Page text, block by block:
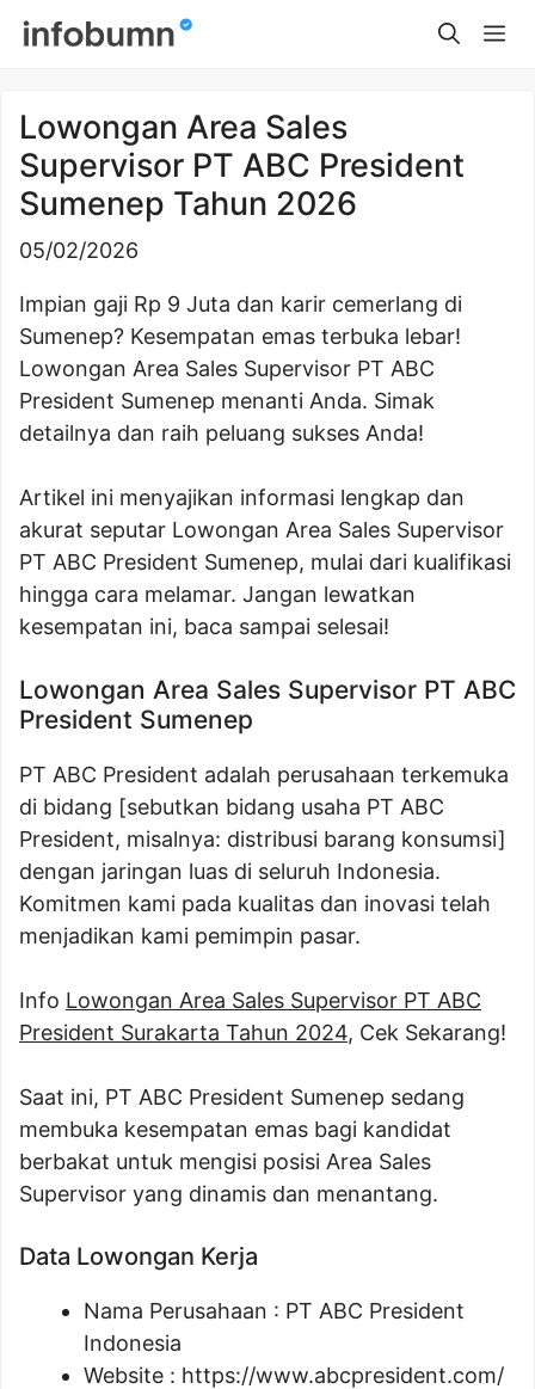
Skip
Lowongan Area Sales
Supervisor PT ABC President
Sumenep Tahun 2026
05/02/2026
Impian gaji Rp 9 Juta dan karir cemerlang di
Sumenep? Kesempatan emas terbuka lebar!
Lowongan Area Sales Supervisor PT ABC
President Sumenep menanti Anda. Simak
detailnya dan raih peluang sukses Anda!
Artikel ini menyajikan informasi lengkap dan
akurat seputar Lowongan Area Sales Supervisor
PT ABC President Sumenep, mulai dari kualifikasi
hingga cara melamar. Jangan lewatkan
kesempatan ini, baca sampai selesai!
Lowongan Area Sales Supervisor PT ABC
President Sumenep
PT ABC President adalah perusahaan terkemuka
di bidang [sebutkan bidang usaha PT ABC
President, misalnya: distribusi barang konsumsi]
dengan jaringan luas di seluruh Indonesia.
Komitmen kami pada kualitas dan inovasi telah
menjadikan kami pemimpin pasar.
Info Lowongan Area Sales Supervisor PT ABC
President Surakarta Tahun 2024, Cek Sekarang!
Saat ini, PT ABC President Sumenep sedang
membuka kesempatan emas bagi kandidat
berbakat untuk mengisi posisi Area Sales
Supervisor yang dinamis dan menantang.
Data Lowongan Kerja
Nama Perusahaan : PT ABC President
Indonesia
Website : https://www.abcpresident.com/